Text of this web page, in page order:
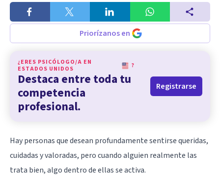
Priorízanos en
¿ERES PSICÓLOGO/A EN
ESTADOS UNIDOS
?
Destaca entre toda tu
competencia
profesional.
Registrarse
Hay personas que desean profundamente sentirse queridas,
cuidadas y valoradas, pero cuando alguien realmente las
trata bien, algo dentro de ellas se activa.